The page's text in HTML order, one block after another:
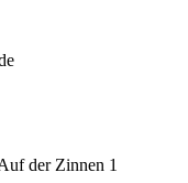
der Zinnen 1